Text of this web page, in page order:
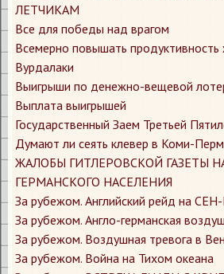
ЛЕТЧИКАМ
Все для победы над врагом
Всемерно повышать
Вурдалаки
Выигрыши по денежно-вещевой
Выплата выигрышей
Государственный Заем Третьей
Думают ли сеять клевер в Коми-
ЖАЛОБЫ ГИТЛЕРОВСКОЙ ГАЗЕТЫ
ГЕРМАНСКОГО НАСЕЛЕНИЯ
За рубежом. Английский рейд на
За рубежом. Англо-германская
За рубежом. Воздушная тревога в
За рубежом. Война на Тихом океана